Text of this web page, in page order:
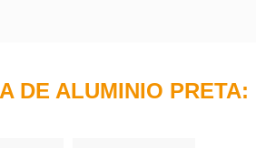
DE ALUMINIO PRETA: